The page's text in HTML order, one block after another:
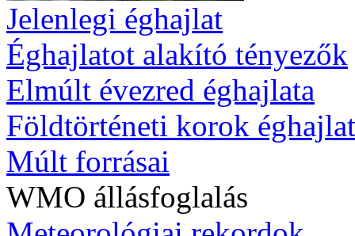
Jelenlegi éghajlat
Éghajlatot alakító tényezők
Elmúlt évezred éghajlata
Földtörténeti korok
Múlt forrásai
WMO állásfoglalás